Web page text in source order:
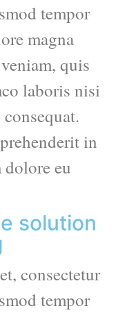
tempor
magna
quis
laboris nisi
in
eu
solution
consectetur
tempor